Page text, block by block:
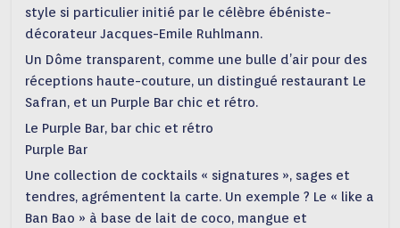
style si particulier initié par le célèbre ébéniste-
décorateur Jacques-Emile Ruhlmann.
Un Dôme transparent, comme une bulle d’air pour des
réceptions haute-couture, un distingué restaurant Le
Safran, et un Purple Bar chic et rétro.
Le Purple Bar, bar chic et rétro
Purple Bar
Une collection de cocktails « signatures », sages et
tendres, agrémentent la carte. Un exemple ? Le « like a
Ban Bao » à base de lait de coco, mangue et